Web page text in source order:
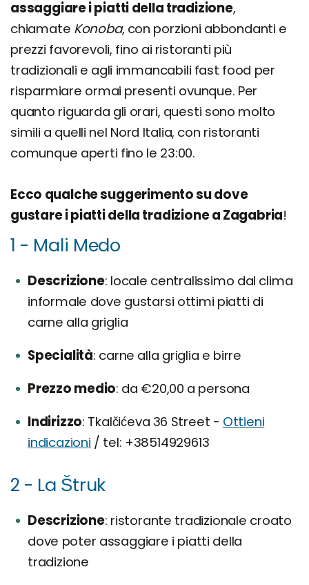
assaggiare i piatti della tradizione,
chiamate Konoba, con porzioni abbondanti e
prezzi favorevoli, fino ai ristoranti più
tradizionali e agli immancabili fast food per
risparmiare ormai presenti ovunque. Per
quanto riguarda gli orari, questi sono molto
simili a quelli nel Nord Italia, con ristoranti
comunque aperti fino le 23:00.
Ecco qualche suggerimento su dove
gustare i piatti della tradizione a Zagabria!
1 - Mali Medo
Descrizione locale centralissimo dal clima
informale dove gustarsi ottimi piatti di
carne alla griglia
Specialità carne alla griglia e birre
Prezzo medio da €20,00 a persona
Indirizzo Tkalčićeva 36 Street - Ottieni
indicazioni / tel: +38514929613
2 - La Štruk
Descrizione ristorante tradizionale croato
dove poter assaggiare i piatti della
tradizione